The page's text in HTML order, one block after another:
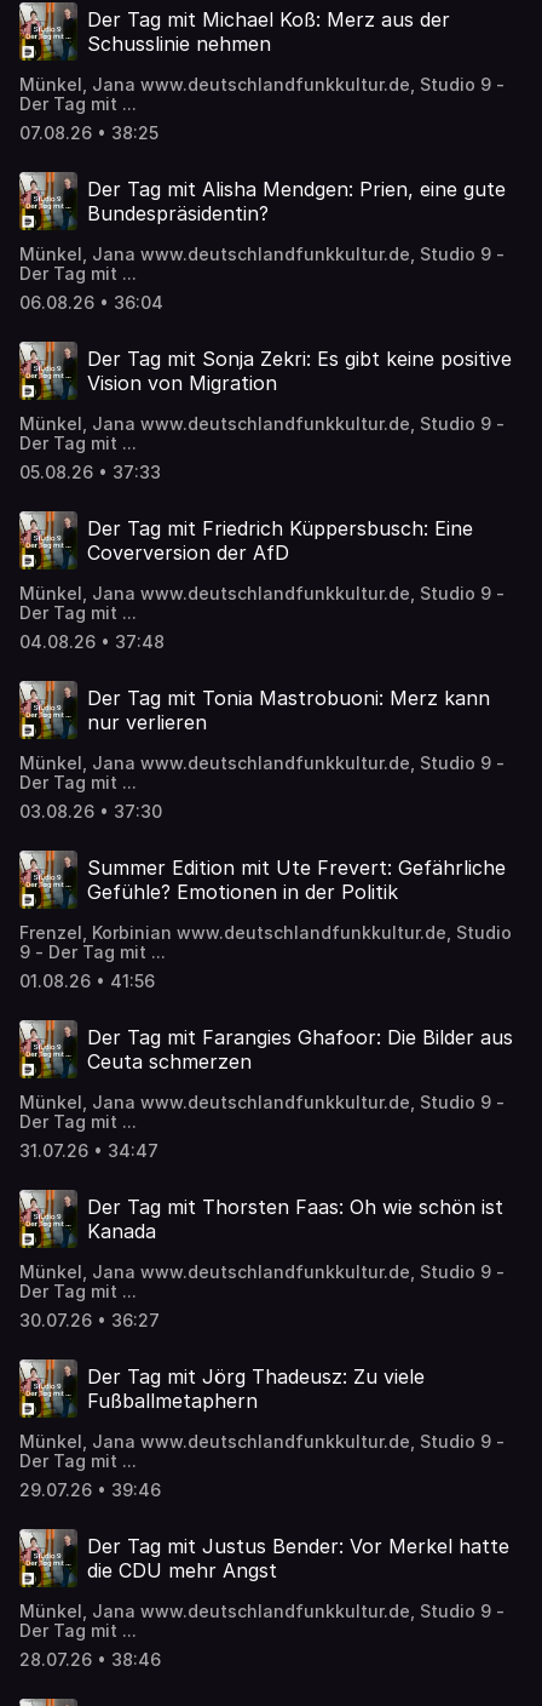
Der Tag mit Michael Koß: Merz aus der
Schusslinie nehmen
Münkel, Jana www.deutschlandfunkkultur.de, Studio 9 -
Der Tag mit ...
07.08.26 • 38:25
Der Tag mit Alisha Mendgen: Prien, eine gute
Bundespräsidentin?
Münkel, Jana www.deutschlandfunkkultur.de, Studio 9 -
Der Tag mit ...
06.08.26 • 36:04
Der Tag mit Sonja Zekri: Es gibt keine positive
Vision von Migration
Münkel, Jana www.deutschlandfunkkultur.de, Studio 9 -
Der Tag mit ...
05.08.26 • 37:33
Der Tag mit Friedrich Küppersbusch: Eine
Coverversion der AfD
Münkel, Jana www.deutschlandfunkkultur.de, Studio 9 -
Der Tag mit ...
04.08.26 • 37:48
Der Tag mit Tonia Mastrobuoni: Merz kann
nur verlieren
Münkel, Jana www.deutschlandfunkkultur.de, Studio 9 -
Der Tag mit ...
03.08.26 • 37:30
Summer Edition mit Ute Frevert: Gefährliche
Gefühle? Emotionen in der Politik
Frenzel, Korbinian www.deutschlandfunkkultur.de, Studio
9 - Der Tag mit ...
01.08.26 • 41:56
Der Tag mit Farangies Ghafoor: Die Bilder aus
Ceuta schmerzen
Münkel, Jana www.deutschlandfunkkultur.de, Studio 9 -
Der Tag mit ...
31.07.26 • 34:47
Der Tag mit Thorsten Faas: Oh wie schön ist
Kanada
Münkel, Jana www.deutschlandfunkkultur.de, Studio 9 -
Der Tag mit ...
30.07.26 • 36:27
Der Tag mit Jörg Thadeusz: Zu viele
Fußballmetaphern
Münkel, Jana www.deutschlandfunkkultur.de, Studio 9 -
Der Tag mit ...
29.07.26 • 39:46
Der Tag mit Justus Bender: Vor Merkel hatte
die CDU mehr Angst
Münkel, Jana www.deutschlandfunkkultur.de, Studio 9 -
Der Tag mit ...
28.07.26 • 38:46